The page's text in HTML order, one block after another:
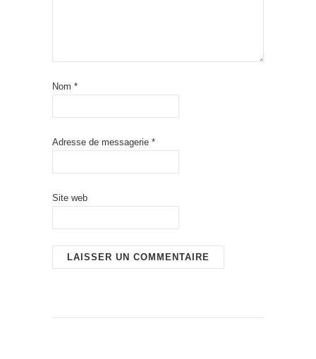
Nom *
Adresse de messagerie *
Site web